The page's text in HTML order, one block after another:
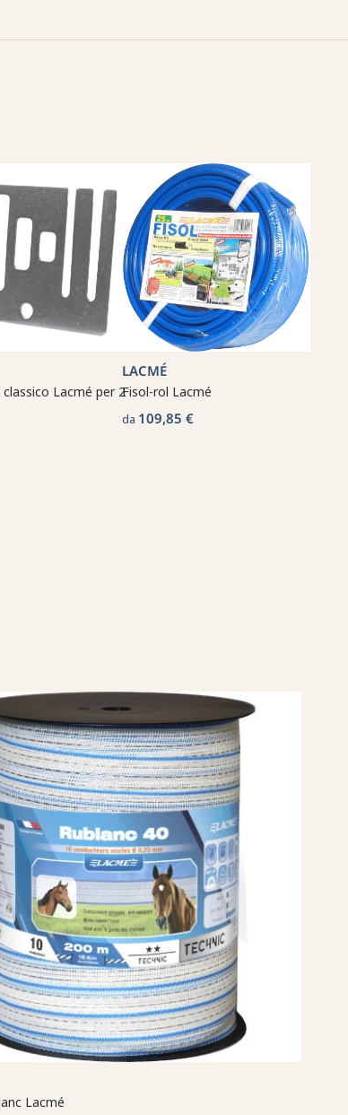
Lacmé per 2
LACMÉ
Fisol-rol Lacmé
da 109,85 €
Lacmé